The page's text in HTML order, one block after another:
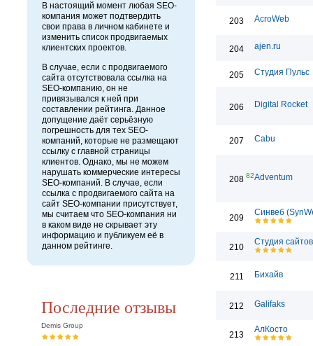
В настоящий момент любая SEO-
компания может подтвердить
свои права в личном кабинете и
изменить список продвигаемых
клиентских проектов.
В случае, если с продвигаемого
сайта отсутствовала ссылка на
SEO-компанию, он не
привязывался к ней при
составлении рейтинга. Данное
допущение даёт серьёзную
погрешность для тех SEO-
компаний, которые не размещают
ссылку с главной страницы
клиентов. Однако, мы не можем
нарушать коммерческие интересы
SEO-компаний. В случае, если
ссылка с продвигаемого сайта на
сайт SEO-компании присутствует,
мы считаем что SEO-компания ни
в каком виде не скрывает эту
информацию и публикуем её в
данном рейтинге.
Последние отзывы
Demis Group
203 AcroWeb
204 ajen.ru
205 Студия Пульс
206 Digital Rocket
207 Cabu
208 82Adventum
209
Синвеб
210
Студия
211 Бихайв
212 Galifaks
213
АлКосто